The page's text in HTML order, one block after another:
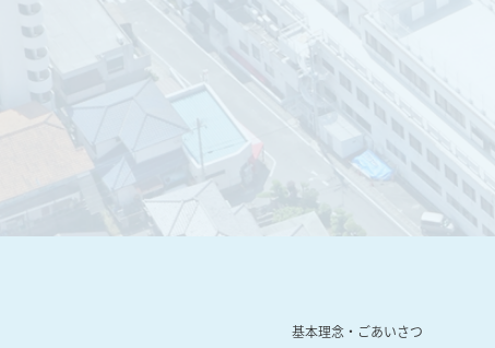
基本理念・ごあいさつ